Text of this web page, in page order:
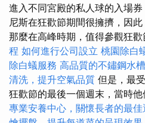
進入不同宮殿的私人球的入場
尼斯在狂歡節期間很擁擠，因
那麼在高峰時期，值得參觀狂歡
程 如何進行公司設立 桃園除白
除白蟻服務 高品質的不鏽鋼水
清洗，提升空氣品質 但是，最
狂歡節的最後一個週末，當時他
專業安養中心，關懷長者的最佳